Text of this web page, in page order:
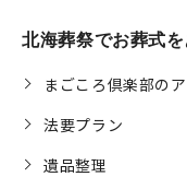
北海葬祭でお葬式
まごころ倶楽部の
法要プラン
遺品整理